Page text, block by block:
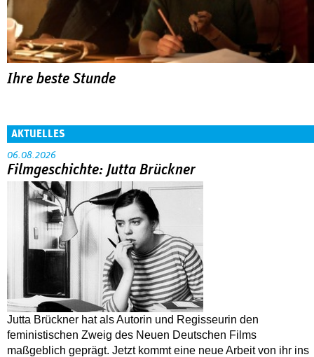
Ihre beste Stunde
AKTUELLES
06.08.2026
Filmgeschichte: Jutta Brückner
Jutta Brückner hat als Autorin und Regisseurin den
feministischen Zweig des Neuen Deutschen Films
maßgeblich geprägt. Jetzt kommt eine neue Arbeit von ihr ins